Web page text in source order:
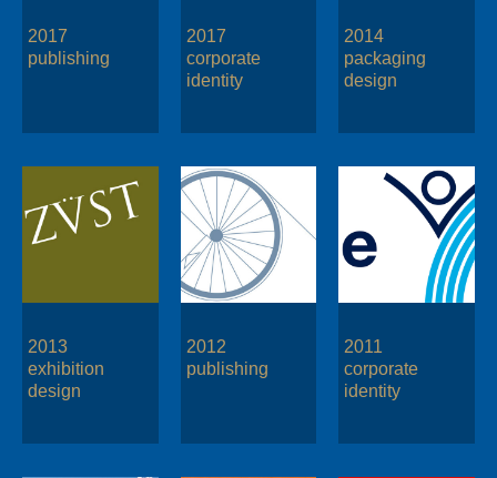
2017
publishing
2017
corporate
identity
2014
packaging
design
2013
exhibition
design
2012
publishing
2011
corporate
identity